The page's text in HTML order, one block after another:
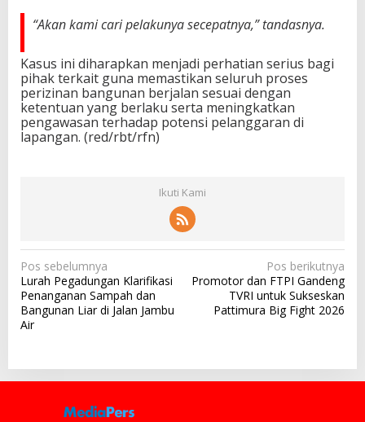
“Akan kami cari pelakunya secepatnya,” tandasnya.
Kasus ini diharapkan menjadi perhatian serius bagi
pihak terkait guna memastikan seluruh proses
perizinan bangunan berjalan sesuai dengan
ketentuan yang berlaku serta meningkatkan
pengawasan terhadap potensi pelanggaran di
lapangan. (red/rbt/rfn)
Ikuti Kami
N
a
v
i
a
Pos sebelumnya
Lurah Pegadungan Klarifikasi
Penanganan Sampah dan
Bangunan Liar di Jalan Jambu
Air
Pos berikutnya
Promotor dan FTPI Gandeng
TVRI untuk Sukseskan
Pattimura Big Fight 2026